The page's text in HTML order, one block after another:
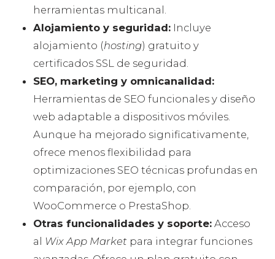
herramientas multicanal.
Alojamiento y seguridad: Incluye
alojamiento (hosting) gratuito y
certificados SSL de seguridad.
SEO, marketing y omnicanalidad:
Herramientas de SEO funcionales y diseño
web adaptable a dispositivos móviles.
Aunque ha mejorado significativamente,
ofrece menos flexibilidad para
optimizaciones SEO técnicas profundas en
comparación, por ejemplo, con
WooCommerce o PrestaShop.
Otras funcionalidades y soporte: Acceso
al Wix App Market para integrar funciones